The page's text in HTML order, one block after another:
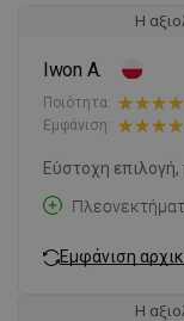
Η
Iwon A.
Ποιότητα:
Εμφάνιση:
Εύστοχη
Εμφάνιση
Η